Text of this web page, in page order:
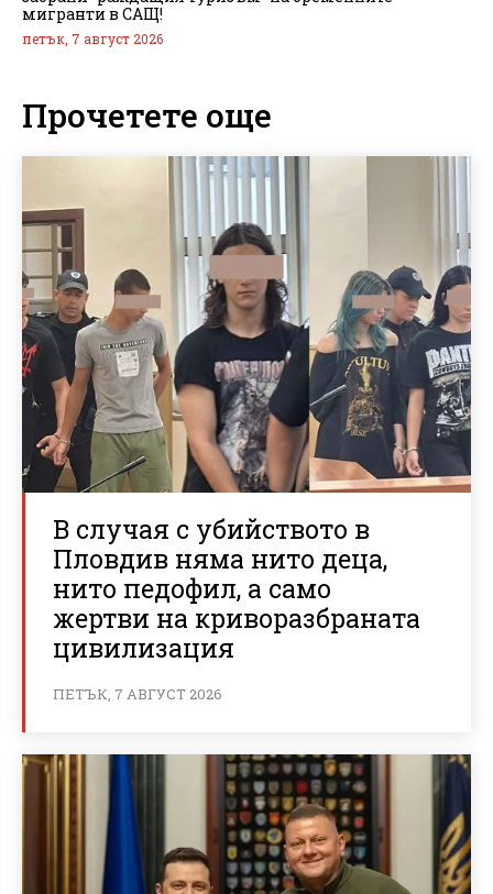
мигранти в САЩ!
петък, 7 август 2026
Прочетете още
В случая с убийството в
Пловдив няма нито деца,
нито педофил, а само
жертви на криворазбраната
цивилизация
ПЕТЪК, 7 АВГУСТ 2026